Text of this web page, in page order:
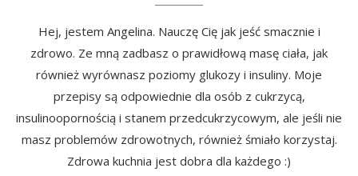
Hej, jestem Angelina. Nauczę Cię jak jeść smacznie i
zdrowo. Ze mną zadbasz o prawidłową masę ciała, jak
również wyrównasz poziomy glukozy i insuliny. Moje
przepisy są odpowiednie dla osób z cukrzycą,
insulinoopornością i stanem przedcukrzycowym, ale jeśli nie
masz problemów zdrowotnych, również śmiało korzystaj.
Zdrowa kuchnia jest dobra dla każdego :)